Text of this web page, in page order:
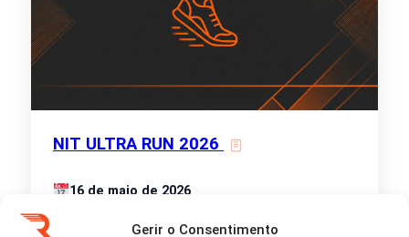
Gerir o Consentimento
NIT ULTRA RUN 2026
16 de maio de 2026